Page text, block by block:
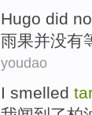
Hugo did
雨果并没有
youdao
I smelled